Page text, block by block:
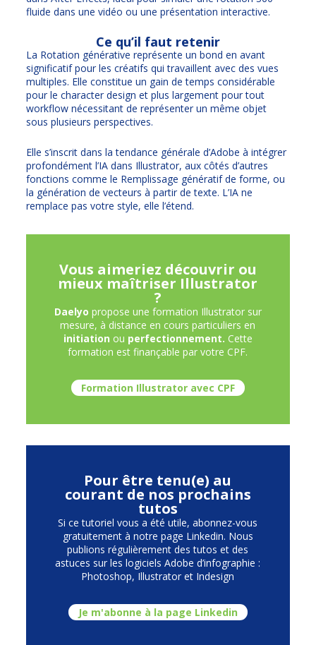
fluide dans une vidéo ou une présentation interactive.
Ce qu’il faut retenir
La Rotation générative représente un bond en avant
significatif pour les créatifs qui travaillent avec des vues
multiples. Elle constitue un gain de temps considérable
pour le character design et plus largement pour tout
workflow nécessitant de représenter un même objet
sous plusieurs perspectives.
Elle s’inscrit dans la tendance générale d’Adobe à intégrer
profondément l’IA dans Illustrator, aux côtés d’autres
fonctions comme le Remplissage génératif de forme, ou
la génération de vecteurs à partir de texte. L’IA ne
remplace pas votre style, elle l’étend.
Vous aimeriez découvrir ou
mieux maîtriser Illustrator
?
Daelyo propose une formation Illustrator sur
mesure, à distance en cours particuliers en
initiation ou perfectionnement. Cette
formation est finançable par votre CPF.
Formation Illustrator avec CPF
Pour être tenu(e) au
courant de nos prochains
tutos
Si ce tutoriel vous a été utile, abonnez-vous
gratuitement à notre page Linkedin. Nous
publions régulièrement des tutos et des
astuces sur les logiciels Adobe d’infographie :
Photoshop, Illustrator et Indesign
Je m'abonne à la page Linkedin